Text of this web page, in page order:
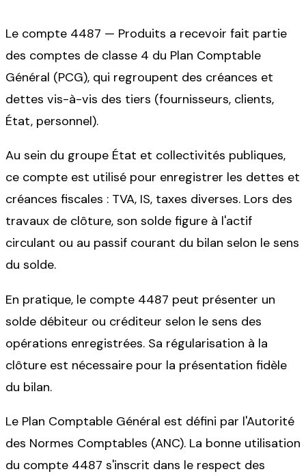
Le compte 4487 — Produits a recevoir fait partie
des comptes de classe 4 du Plan Comptable
Général (PCG), qui regroupent des créances et
dettes vis-à-vis des tiers (fournisseurs, clients,
État, personnel).
Au sein du groupe État et collectivités publiques,
ce compte est utilisé pour enregistrer les dettes et
créances fiscales : TVA, IS, taxes diverses. Lors des
travaux de clôture, son solde figure à l'actif
circulant ou au passif courant du bilan selon le sens
du solde.
En pratique, le compte 4487 peut présenter un
solde débiteur ou créditeur selon le sens des
opérations enregistrées. Sa régularisation à la
clôture est nécessaire pour la présentation fidèle
du bilan.
Le Plan Comptable Général est défini par l'Autorité
des Normes Comptables (ANC). La bonne utilisation
du compte 4487 s'inscrit dans le respect des